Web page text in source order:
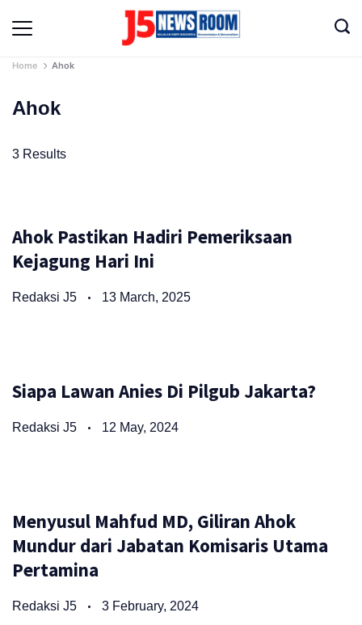
content
Home Ahok
Ahok
3 Results
Ahok Pastikan Hadiri Pemeriksaan
Kejagung Hari Ini
Redaksi J5 13 March, 2025
Siapa Lawan Anies Di Pilgub Jakarta?
Redaksi J5 12 May, 2024
Menyusul Mahfud MD, Giliran Ahok
Mundur dari Jabatan Komisaris Utama
Pertamina
Redaksi J5 3 February, 2024